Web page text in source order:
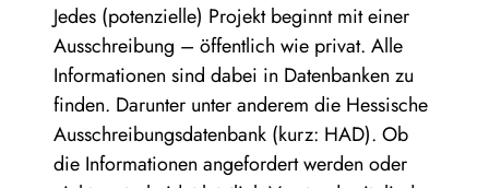
Jedes (potenzielle) Projekt beginnt mit einer
Ausschreibung – öffentlich wie privat. Alle
Informationen sind dabei in Datenbanken zu
finden. Darunter unter anderem die Hessische
Ausschreibungsdatenbank (kurz: HAD). Ob
die Informationen angefordert werden oder